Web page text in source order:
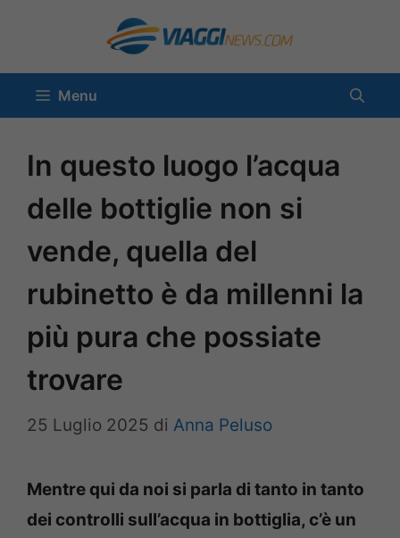
contenuto
Menu
In questo luogo l’acqua
delle bottiglie non si
vende, quella del
rubinetto è da millenni la
più pura che possiate
trovare
25 Luglio 2025 di Anna Peluso
Mentre qui da noi si parla di tanto in tanto
dei controlli sull’acqua in bottiglia, c’è un